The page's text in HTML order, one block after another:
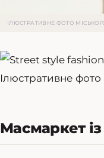
ІЛЮСТРАТИВНЕ ФОТО МІСЬКОГО
Ілюстративне
Масмаркет